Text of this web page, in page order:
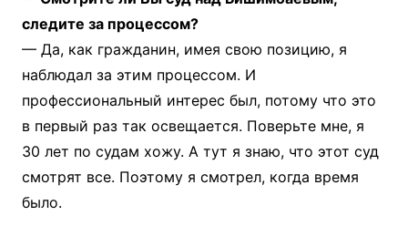
следите за процессом?
— Да, как гражданин, имея свою позицию, я
наблюдал за этим процессом. И
профессиональный интерес был, потому что это
в первый раз так освещается. Поверьте мне, я
30 лет по судам хожу. А тут я знаю, что этот суд
смотрят все. Поэтому я смотрел, когда время
было.